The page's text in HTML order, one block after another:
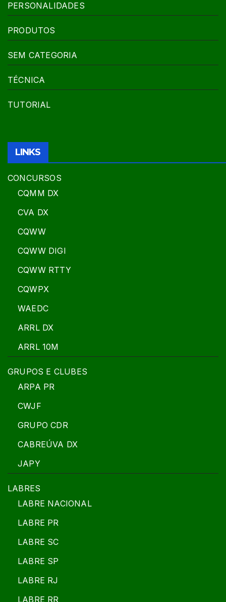
PERSONALIDADES
PRODUTOS
SEM CATEGORIA
TÉCNICA
TUTORIAL
LINKS
CONCURSOS
CQMM DX
CVA DX
CQWW
CQWW DIGI
CQWW RTTY
CQWPX
WAEDC
ARRL DX
ARRL 10M
GRUPOS E CLUBES
ARPA PR
CWJF
GRUPO CDR
CABREÚVA DX
JAPY
LABRES
LABRE NACIONAL
LABRE PR
LABRE SC
LABRE SP
LABRE RJ
LABRE RR